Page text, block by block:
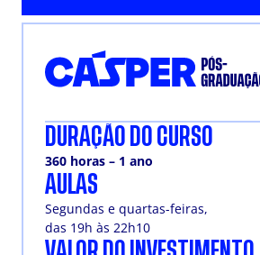
DURAÇÃO DO CURSO
360 horas – 1 ano
AULAS
Segundas e quartas-feiras,
das 19h às 22h10